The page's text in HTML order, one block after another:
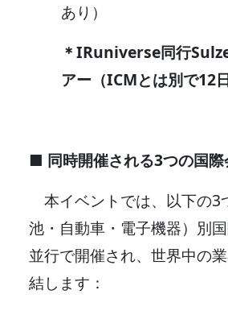
あり）
＊IRuniverse同行
アー（ICMとは別で12
■ 同時開催される3つの国際
本イベントでは、以下の3
池・自動車・電子機器）別
並行で開催され、世界中の
結します：